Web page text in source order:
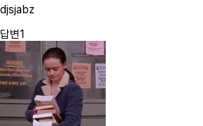
djsjabz
답변1